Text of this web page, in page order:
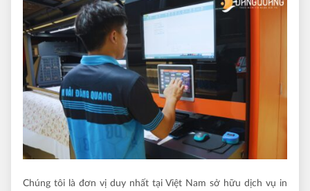
Chúng tôi là đơn vị duy nhất tại Việt Nam sở hữu dịch vụ in